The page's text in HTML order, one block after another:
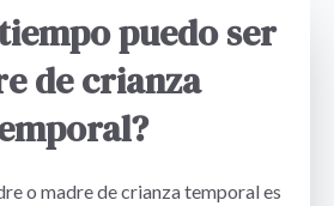
puedo ser
de crianza
o madre de crianza temporal es